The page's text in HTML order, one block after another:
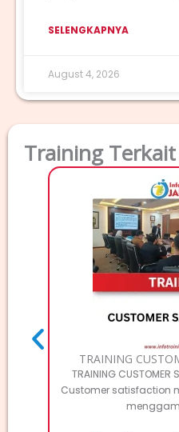
SELENGKAPNYA
August 4, 2026
Training Terkait
TRAINING
TRAINING CUSTOMER
Customer satisfaction